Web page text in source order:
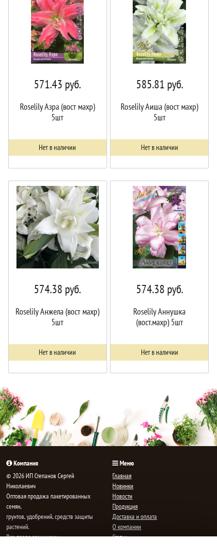
571.43 руб.
Roselily Азра (вост махр)
5шт
Нет в наличии
585.81 руб.
Roselily Аиша (вост махр)
5шт
Нет в наличии
574.38 руб.
Roselily Анжела (вост махр)
5шт
Нет в наличии
574.38 руб.
Roselily Аннушка
(вост.махр) 5шт
Нет в наличии
Компания
© 2026 ИП Степанов Сергей
Николаевич
Oптовая продажа пакетированных
семян,
грунтов, удобрений, средств защиты
растений.
Все права защищены.
Меню
Главная
Новинки
Новости
Продукция
Доставка и оплата
О компании
Статьи